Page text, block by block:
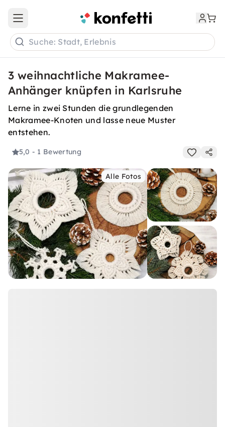
Open main menu
Suche: Stadt, Erlebnis
3 weihnachtliche Makramee-
Anhänger knüpfen in Karlsruhe
Lerne in zwei Stunden die grundlegenden
Makramee-Knoten und lasse neue Muster
entstehen.
5,0 - 1 Bewertung
Alle Fotos